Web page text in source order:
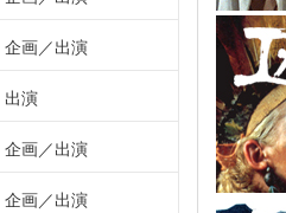
企画 出演
出演
企画 出演
企画 出演